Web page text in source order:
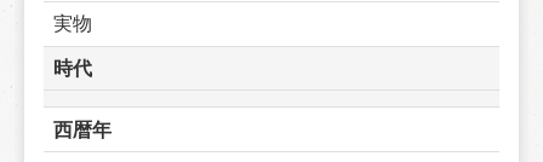
実物
時代
西暦年